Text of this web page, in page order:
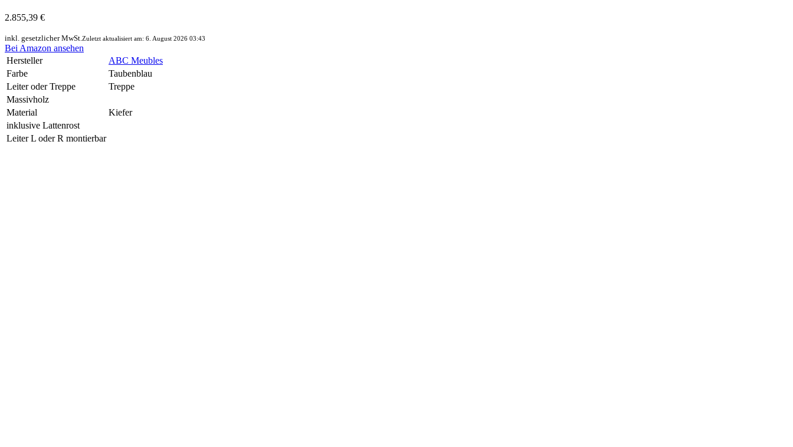
2.855,39 €
inkl. gesetzlicher MwSt. Zuletzt aktualisiert am: 6. August 2026 03:43
Bei Amazon ansehen
Hersteller
ABC Meubles
Farbe
Taubenblau
Leiter oder Treppe
Treppe
Massivholz
Material
Kiefer
inklusive Lattenrost
Leiter L oder R montierbar